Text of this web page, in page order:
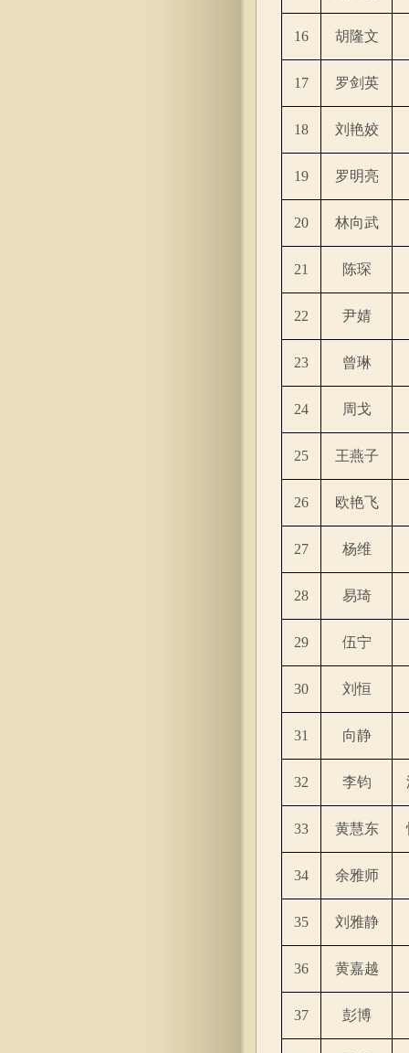
16 胡隆文
17 罗剑英
18 刘艳姣
19 罗明亮
20 林向武
21 陈琛
22 尹婧
23 曾琳
24 周戈
25 王燕子
26 欧艳飞
27 杨维
28 易琦
29 伍宁
30 刘恒
31 向静
32 李钧
33 黄慧东
34 余雅师
35 刘雅静
36 黄嘉越
37 彭博